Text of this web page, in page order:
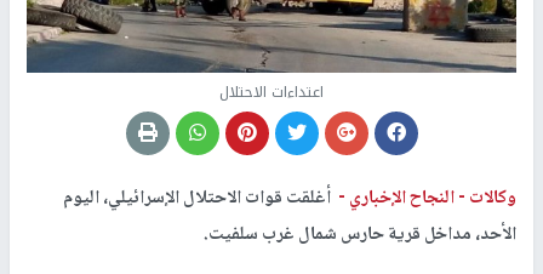
اعتداءات الاحتلال
وكالات -النجاح الإخباري - أغلقت قوات الاحتلال الإسرائيلي، اليوم
الأحد، مداخل قرية حارس شمال غرب سلفيت.